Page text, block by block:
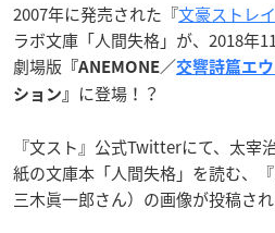
2007年に発売された『文豪ストレ
ラボ文庫「人間失格」が、2018年
劇場版 『ANEMONE／交響詩篇エ
ション』
に登場！？
『文スト』公式Twitterにて、太宰
紙の文庫本「人間失格」を読む、
三木眞一郎さん）の画像が投稿され